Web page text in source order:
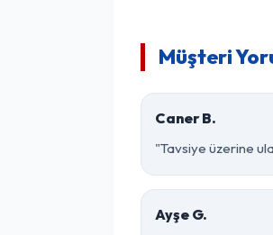
Müşteri
Caner B.
"Tavsiye üzerine
Ayşe G.